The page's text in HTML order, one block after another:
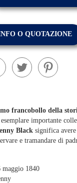
O QUOTAZIONE
francobollo della
importante
Black significa
e tramandare di
maggio 1840